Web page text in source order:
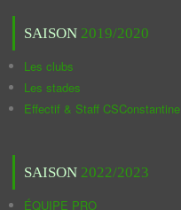
SAISON 2019/2020
Les clubs
Les stades
Effectif & Staff CSConstantine
SAISON 2022/2023
ÉQUIPE PRO